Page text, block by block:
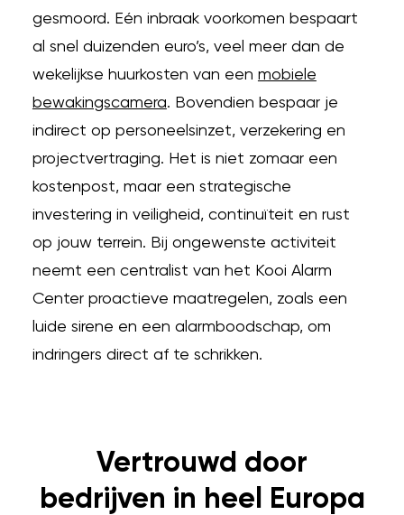
gesmoord. Eén inbraak voorkomen bespaart
al snel duizenden euro’s, veel meer dan de
wekelijkse huurkosten van een mobiele
bewakingscamera. Bovendien bespaar je
indirect op personeelsinzet, verzekering en
projectvertraging. Het is niet zomaar een
kostenpost, maar een strategische
investering in veiligheid, continuïteit en rust
op jouw terrein. Bij ongewenste activiteit
neemt een centralist van het Kooi Alarm
Center proactieve maatregelen, zoals een
luide sirene en een alarmboodschap, om
indringers direct af te schrikken.
Vertrouwd door
bedrijven in heel Europa